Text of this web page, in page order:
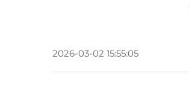
2026-03-02 15:55:05